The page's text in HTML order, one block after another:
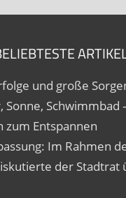
und große
Sonne, Schwimmbad
zum Entspannen
Im Rahmen
der Stadtrat